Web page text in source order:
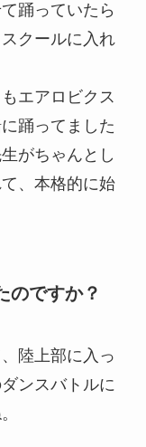
踊っていたら
クールに入れ
エアロビクス
踊ってました
がちゃんとし
、本格的に始
のですか？
陸上部に入っ
ンスバトルに